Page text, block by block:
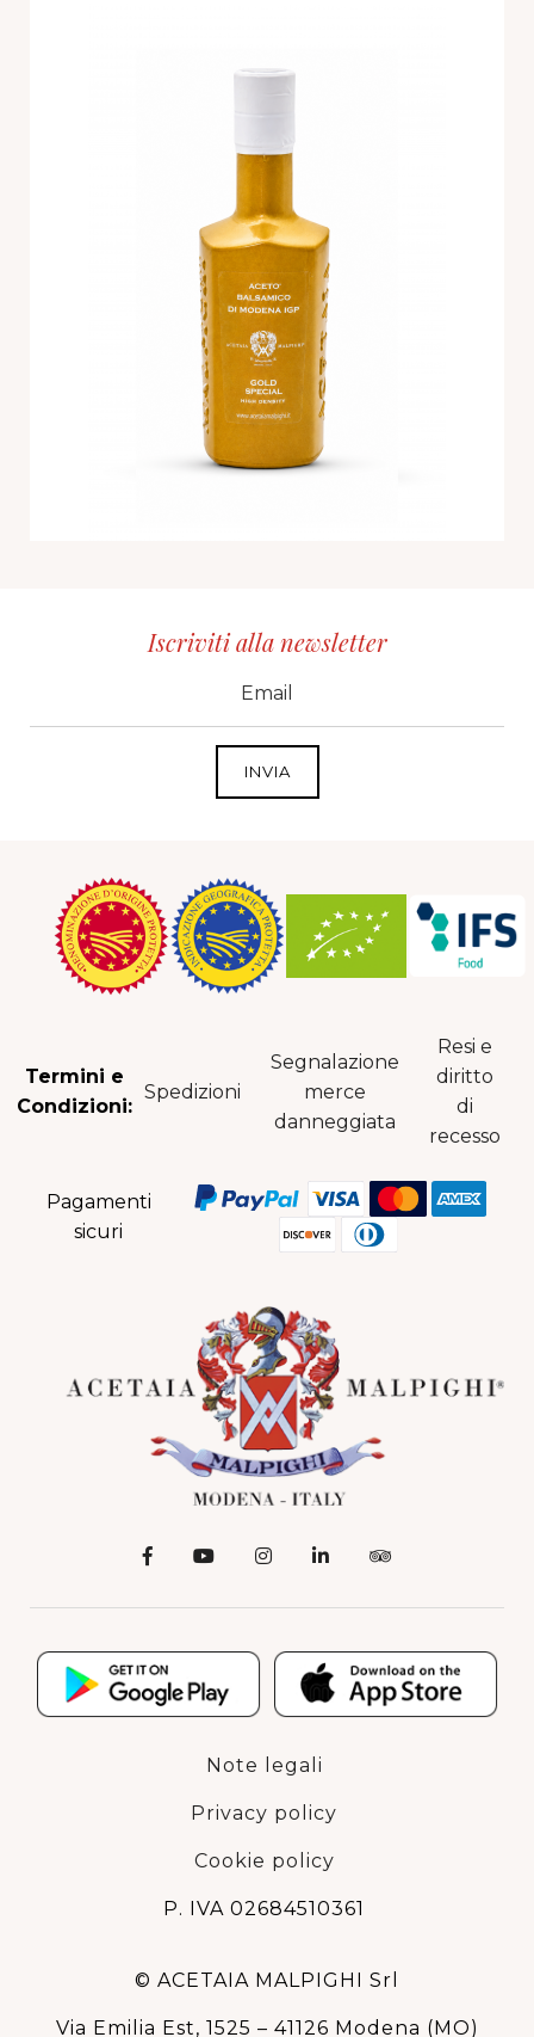
Iscriviti alla newsletter
Termini e
Condizioni:
Spedizioni
Segnalazione
merce
danneggiata
Resi e
diritto
di
recesso
Pagamenti
sicuri
Note legali
Privacy policy
Cookie policy
P. IVA 02684510361
© ACETAIA MALPIGHI Srl
Via Emilia Est, 1525 – 41126 Modena (MO)